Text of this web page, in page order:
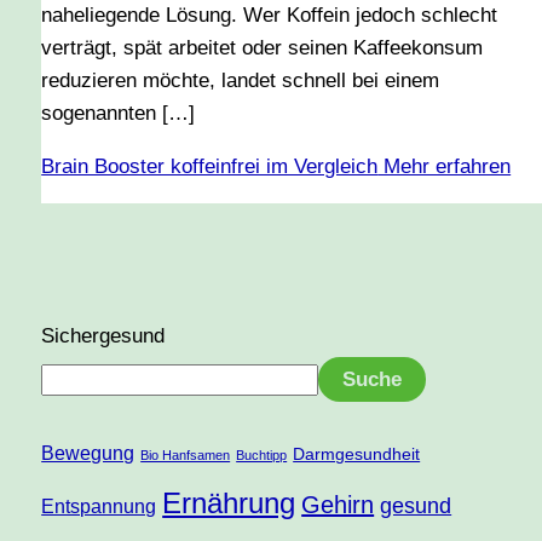
naheliegende Lösung. Wer Koffein jedoch schlecht
verträgt, spät arbeitet oder seinen Kaffeekonsum
reduzieren möchte, landet schnell bei einem
sogenannten […]
Brain Booster koffeinfrei im Vergleich Mehr erfahren
Sichergesund
Suche
Bewegung Bio Hanfsamen Buchtipp Darmgesundheit
Entspannung Ernährung Gehirn gesund